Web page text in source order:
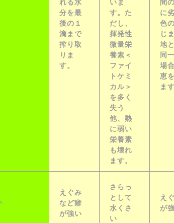
れる水
分を最
後の１
滴まで
搾り取
りま
す。
いま
す。た
だし、
揮発性
微量栄
養素＜
ファイ
トケミ
カル＞
を多く
失う
他、熱
に弱い
栄養素
も壊れ
ます。
間
に
色
じ
地
同
場
恵
ま
えぐみ
など癖
が強い
さらっ
として
水くさ
い
え
が